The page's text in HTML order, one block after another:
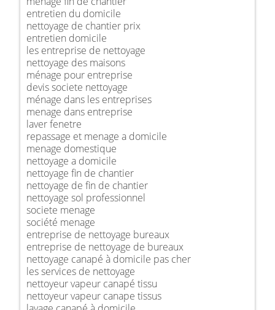
entretien du domicile
nettoyage de chantier prix
entretien domicile
les entreprise de nettoyage
nettoyage des maisons
ménage pour entreprise
devis societe nettoyage
ménage dans les entreprises
menage dans entreprise
laver fenetre
repassage et menage a domicile
menage domestique
nettoyage a domicile
nettoyage fin de chantier
nettoyage de fin de chantier
nettoyage sol professionnel
societe menage
société menage
entreprise de nettoyage bureaux
entreprise de nettoyage de bureaux
nettoyage canapé à domicile pas cher
les services de nettoyage
nettoyeur vapeur canapé tissu
nettoyeur vapeur canape tissus